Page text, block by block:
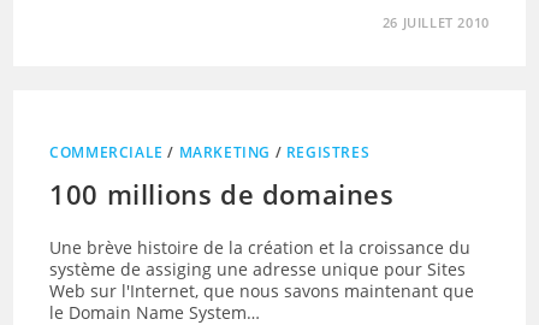
26 JUILLET 2010
COMMERCIALE / MARKETING / REGISTRES
100 millions de domaines
Une brève histoire de la création et la croissance du
système de assiging une adresse unique pour Sites
Web sur l'Internet, que nous savons maintenant que
le Domain Name System…